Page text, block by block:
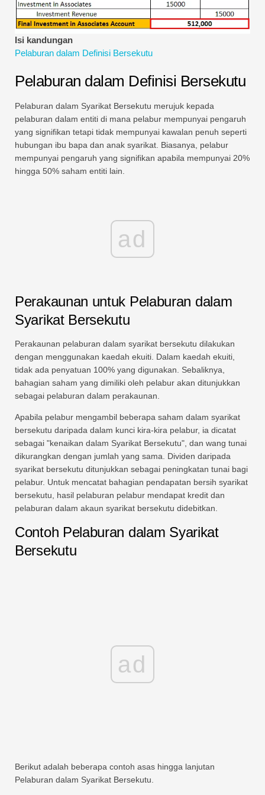
Tutorial Pemodelan Kewangan
Bentuk penuh
Isi kandungan
Pelaburan dalam Definisi Bersekutu
Pelaburan dalam Definisi Bersekutu
Pelaburan dalam Syarikat Bersekutu merujuk kepada
pelaburan dalam entiti di mana pelabur mempunyai pengaruh
yang signifikan tetapi tidak mempunyai kawalan penuh seperti
hubungan ibu bapa dan anak syarikat. Biasanya, pelabur
mempunyai pengaruh yang signifikan apabila mempunyai 20%
hingga 50% saham entiti lain.
ad
Perakaunan untuk Pelaburan dalam
Syarikat Bersekutu
Perakaunan pelaburan dalam syarikat bersekutu dilakukan
dengan menggunakan kaedah ekuiti. Dalam kaedah ekuiti,
tidak ada penyatuan 100% yang digunakan. Sebaliknya,
bahagian saham yang dimiliki oleh pelabur akan ditunjukkan
sebagai pelaburan dalam perakaunan.
Apabila pelabur mengambil beberapa saham dalam syarikat
bersekutu daripada dalam kunci kira-kira pelabur, ia dicatat
sebagai "kenaikan dalam Syarikat Bersekutu", dan wang tunai
dikurangkan dengan jumlah yang sama. Dividen daripada
syarikat bersekutu ditunjukkan sebagai peningkatan tunai bagi
pelabur. Untuk mencatat bahagian pendapatan bersih syarikat
bersekutu, hasil pelaburan pelabur mendapat kredit dan
pelaburan dalam akaun syarikat bersekutu didebitkan.
Contoh Pelaburan dalam Syarikat
Bersekutu
ad
Berikut adalah beberapa contoh asas hingga lanjutan
Pelaburan dalam Syarikat Bersekutu.